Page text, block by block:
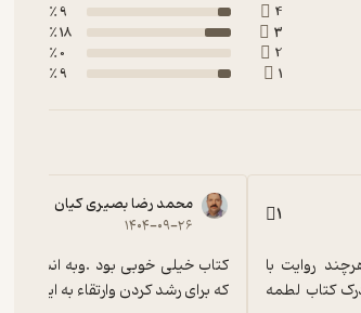
4
9 ٪
3
18 ٪
2
0 ٪
1
9 ٪
1 محمد رضا بصیری کیان
۱۴۰۴-۰۹-۲۶
که برای رشد کردن وارتقاء به این دنیا